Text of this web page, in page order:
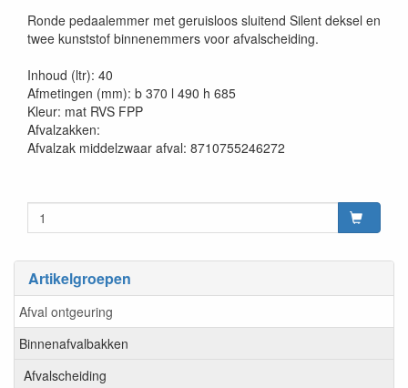
Artikelgroepen
Afval ontgeuring
Binnenafvalbakken
Afvalscheiding
Ronde pedaalemmer met geruisloos sluitend Silent deksel en
twee kunststof binnenemmers voor afvalscheiding.
Inhoud (ltr): 40
Afmetingen (mm): b 370 l 490 h 685
Kleur: mat RVS FPP
Afvalzakken:
Afvalzak middelzwaar afval: 8710755246272